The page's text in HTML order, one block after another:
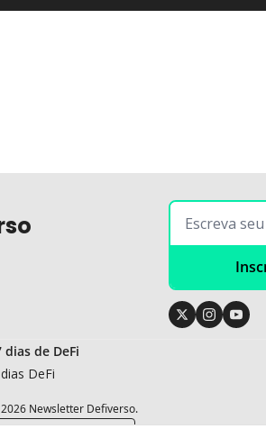
de DeFi
DeFi
Newsletter Defiverso.